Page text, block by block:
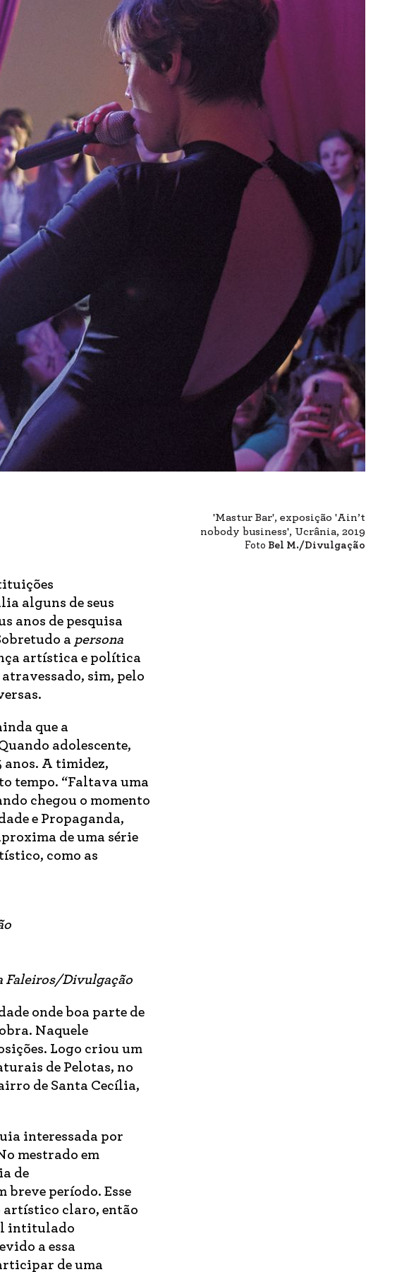
'Mastur Bar', exposição 'Ain’t
nobody business', Ucrânia, 2019
Foto Bel M./Divulgação
alguns de seus
anos de pesquisa
a persona
artística e política
sim, pelo
que a
adolescente,
anos. A timidez,
tempo. “Faltava uma
chegou o momento
e Propaganda,
de uma série
como as
Faleiros/Divulgação
onde boa parte de
Naquele
Logo criou um
de Pelotas, no
de Santa Cecília,
interessada por
mestrado em
de
breve período. Esse
artístico claro, então
intitulado
a essa
de uma